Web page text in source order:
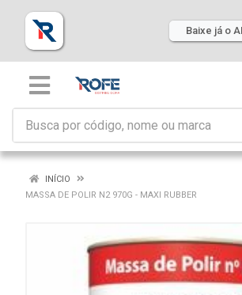
Baixe já o
INÍCIO
MASSA DE POLIR N2 970G - MAXI RUBBER